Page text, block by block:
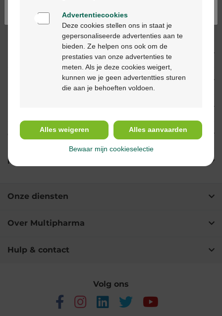
Productbeschrijving
Eigenschappen
Gebruik
Ingrediënten
Onze diensten
Over Multipharma
Hulp & contact
Volg ons
Advertentiecookies
Deze cookies stellen ons in staat je
gepersonaliseerde advertenties aan te
bieden. Ze helpen ons ook om de
prestaties van onze advertenties te
meten. Als je deze cookies weigert,
kunnen we je geen advertentties sturen
die aan je behoeften voldoen.
Alles weigeren Alles aanvaarden
Bewaar mijn cookieselectie